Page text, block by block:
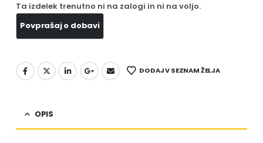
Ta izdelek trenutno ni na zalogi in ni na voljo.
DODAJ V SEZNAM ŽELJA
OPIS